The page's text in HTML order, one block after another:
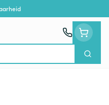
Zoek